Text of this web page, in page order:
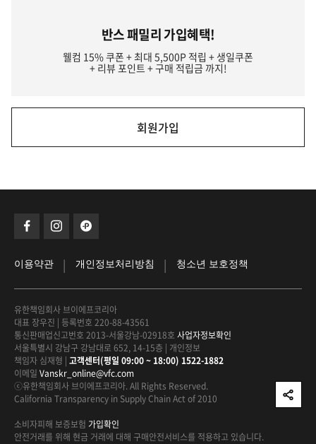
반스 패밀리 가입혜택!
웰컴 15% 쿠폰 + 최대 5,500P 적립 + 생일쿠폰
+ 리뷰 포인트 + 구매 적립금 까지!
회원가입
이용약관 | 개인정보처리방침 | 청소년 보호정책
유한책임회사 브이에프코리아
대표 장우진 | 등록번호 220-88-43561
통신판매업신고번호 2013-서울강남-02918호 사업자정보확인
서울특별시 강남구 강남대로 652, 14-15층 | 개인정보
책임자 심재형 | 고객센터(평일 09:00 ~ 18:00) 1522-1882
이메일 Vanskr_online@vfc.com
ⓒ유한책임회사 브이에프코리아. All Rights Reserved.
California Transparency in Supply Chain Act of 2010
소비자피해 보증보험 가입확인
안전거래를 위해 현금 거래에 대해 구매안전서비스를 적용하고 있습니다.